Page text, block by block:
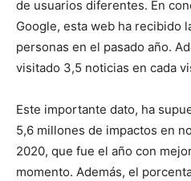
de usuarios diferentes. En
Google, esta web ha recibido
personas en el pasado año.
visitado 3,5 noticias en cada
Este importante dato, ha
5,6 millones de impactos en
2020, que fue el año con
momento. Además, el